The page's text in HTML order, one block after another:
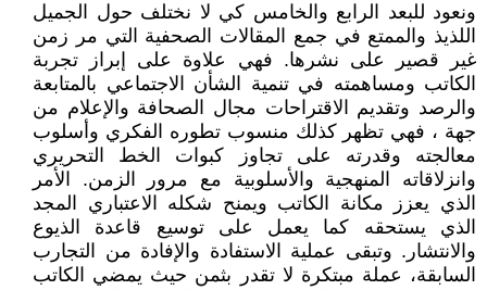
ونعود للبعد الرابع والخامس كي لا نختلف حول الجميل
اللذيذ والممتع في جمع المقالات الصحفية التي مر زمن
غير قصير على نشرها. فهي علاوة على إبراز تجربة
الكاتب ومساهمته في تنمية الشأن الاجتماعي بالمتابعة
والرصد وتقديم الاقتراحات مجال الصحافة والإعلام من
جهة ، فهي تظهر كذلك منسوب تطوره الفكري وأسلوب
معالجته وقدرته على تجاوز كبوات الخط التحريري
وانزلاقاته المنهجية والأسلوبية مع مرور الزمن. الأمر
الذي يعزز مكانة الكاتب ويمنح شكله الاعتباري المجد
الذي يستحقه كما يعمل على توسيع قاعدة الذيوع
والانتشار. وتبقى عملية الاستفادة والإفادة من التجارب
السابقة، عملة مبتكرة لا تقدر بثمن حيث يمضي الكاتب